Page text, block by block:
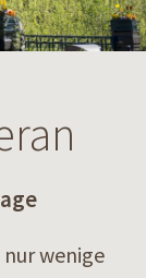
wenige